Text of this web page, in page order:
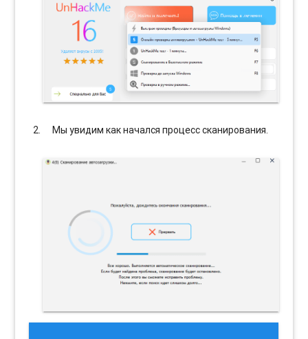
Мы увидим как начался процесс сканирования.